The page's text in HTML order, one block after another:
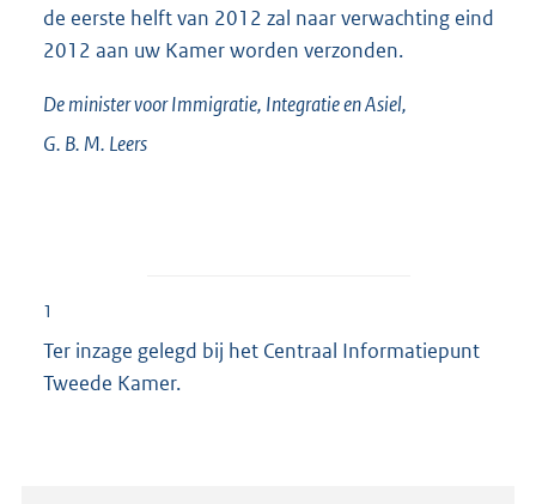
de eerste helft van 2012 zal naar verwachting eind
2012 aan uw Kamer worden verzonden.
De minister voor Immigratie, Integratie en Asiel,
G. B. M. Leers
1
Ter inzage gelegd bij het Centraal Informatiepunt
Tweede Kamer.